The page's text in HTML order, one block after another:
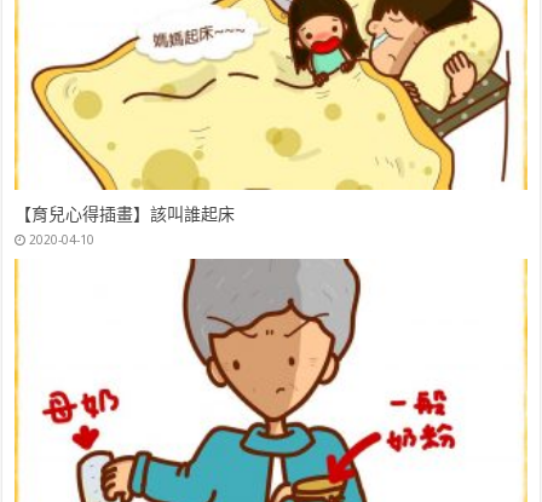
【育兒心得插畫】該叫誰起床
2020-04-10